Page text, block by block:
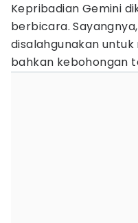
Kepribadian Gemini
berbicara.
disalahgunakan
bahkan kebohongan